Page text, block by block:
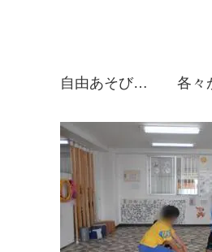
自由あそび… 各々が